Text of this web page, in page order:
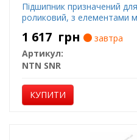
Підшипник призначений
роликовий, з елементами
1 617 грн
завтра
Артикул:
NTN SNR
КУПИТИ